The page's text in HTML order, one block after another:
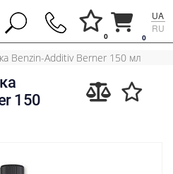
0
0
UA
RU
Benzin-Additiv Berner 150 мл
150